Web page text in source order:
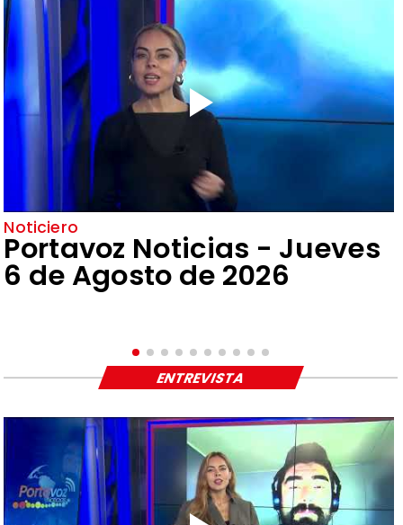
Noticiero
Portavoz Noticias - Jueves
6 de Agosto de 2026
ENTREVISTA